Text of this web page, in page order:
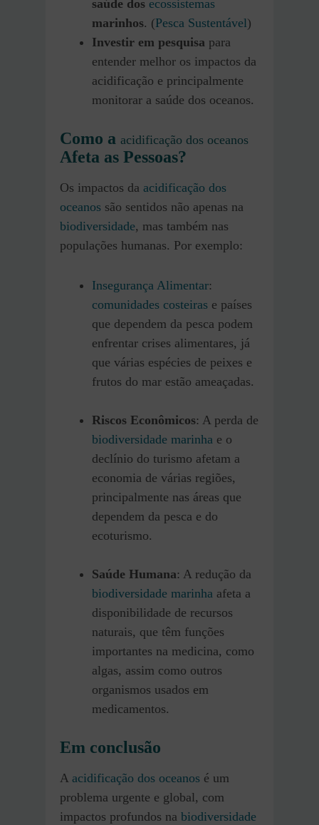
saúde dos ecossistemas
marinhos. (Pesca Sustentável)
Investir em pesquisa para
entender melhor os impactos da
acidificação e principalmente
monitorar a saúde dos oceanos.
Como a acidificação dos oceanos
Afeta as Pessoas?
Os impactos da acidificação dos
oceanos são sentidos não apenas na
biodiversidade, mas também nas
populações humanas. Por exemplo:
Insegurança Alimentar:
comunidades costeiras e países
que dependem da pesca podem
enfrentar crises alimentares, já
que várias espécies de peixes e
frutos do mar estão ameaçadas.
Riscos Econômicos: A perda de
biodiversidade marinha e o
declínio do turismo afetam a
economia de várias regiões,
principalmente nas áreas que
dependem da pesca e do
ecoturismo.
Saúde Humana: A redução da
biodiversidade marinha afeta a
disponibilidade de recursos
naturais, que têm funções
importantes na medicina, como
algas, assim como outros
organismos usados em
medicamentos.
Em conclusão
A acidificação dos oceanos é um
problema urgente e global, com
impactos profundos na biodiversidade